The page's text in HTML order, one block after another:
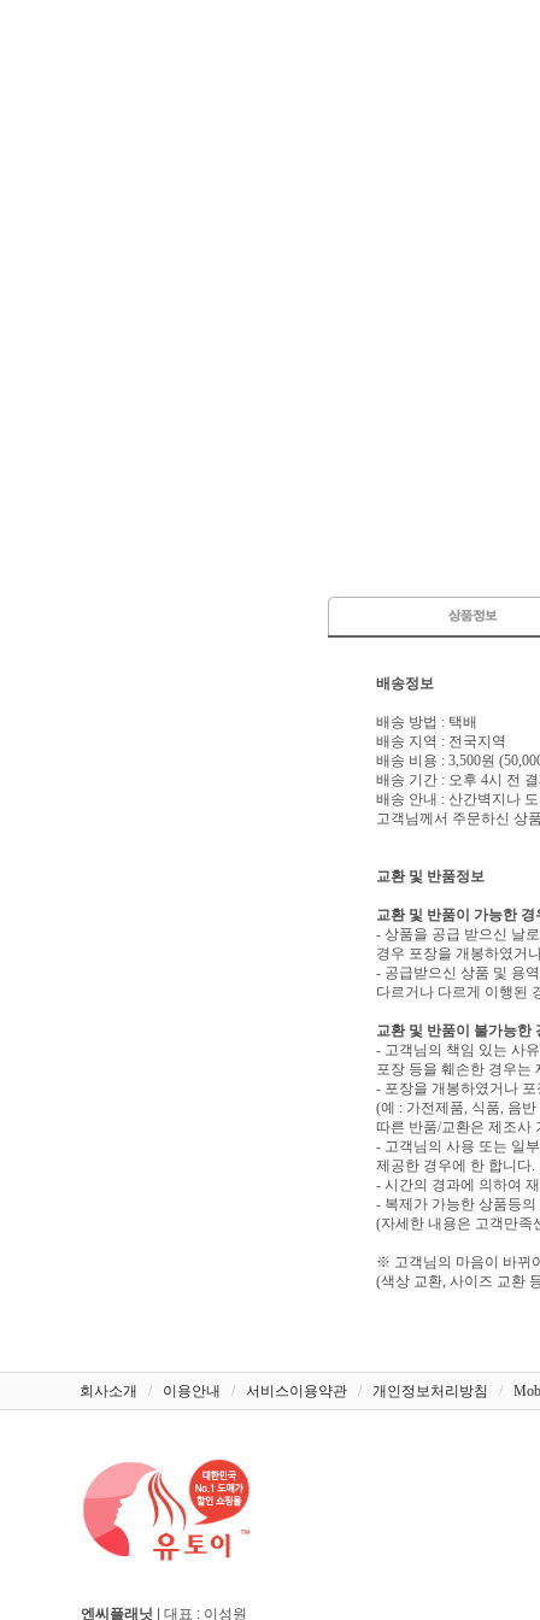
배송정보
배송 방법 : 택배
배송 지역 : 전국지역
배송 비용 : 3,500원
배송 기간 : 오후 4시 전
배송 안내 : 산간벽지나
고객님께서 주문하신 상
교환 및 반품정보
교환 및 반품이 가능한 경
- 상품을 공급 받으신 날
경우 포장을 개봉하였거
- 공급받으신 상품 및 용
다르거나 다르게 이행된
교환 및 반품이 불가능한
- 고객님의 책임 있는 사
포장 등을 훼손한 경우는
- 포장을 개봉하였거나
(예 : 가전제품, 식품, 음
따른 반품/교환은 제조사
- 고객님의 사용 또는 일
제공한 경우에 한 합니다.
- 시간의 경과에 의하여
- 복제가 가능한 상품등
(자세한 내용은 고객만족
※ 고객님의 마음이 바뀌
(색상 교환, 사이즈 교환
회사소개 / 이용안내 / 서비스이용약관 / 개인정보처리방침 /
엔씨플래닛 | 대표 : 이성원